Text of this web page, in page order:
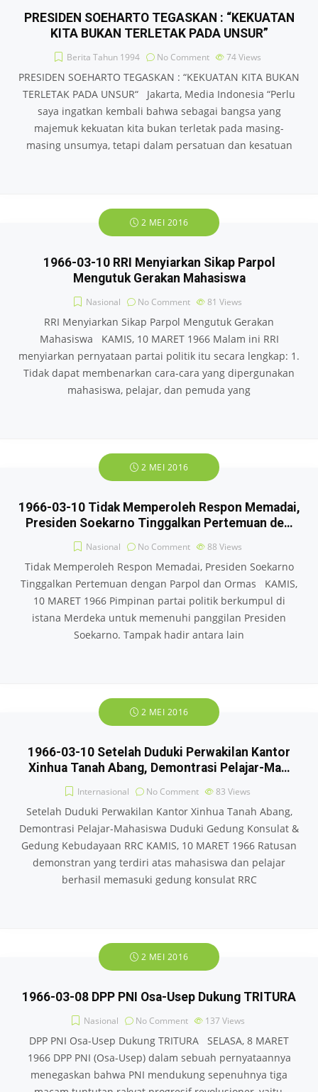
PRESIDEN SOEHARTO TEGASKAN : “KEKUATAN
KITA BUKAN TERLETAK PADA UNSUR”
Berita Tahun 1994 No Comment 74Views
PRESIDEN SOEHARTO TEGASKAN : “KEKUATAN KITA BUKAN
TERLETAK PADA UNSUR“ Jakarta, Media Indonesia “Perlu
saya ingatkan kembali bahwa sebagai bangsa yang
majemuk kekuatan kita bukan terletak pada masing-
masing unsumya, tetapi dalam persatuan dan kesatuan
2 MEI 2016
1966-03-10 RRI Menyiarkan Sikap Parpol
Mengutuk Gerakan Mahasiswa
Nasional No Comment 81 Views
RRI Menyiarkan Sikap Parpol Mengutuk Gerakan
Mahasiswa KAMIS, 10 MARET 1966 Malam ini RRI
menyiarkan pernyataan partai politik itu secara lengkap: 1.
Tidak dapat membenarkan cara-cara yang dipergunakan
mahasiswa, pelajar, dan pemuda yang
2 MEI 2016
1966-03-10 Tidak Memperoleh Respon Memadai,
Presiden Soekarno Tinggalkan Pertemuan de…
Nasional No Comment 88 Views
Tidak Memperoleh Respon Memadai, Presiden Soekarno
Tinggalkan Pertemuan dengan Parpol dan Ormas KAMIS,
10 MARET 1966 Pimpinan partai politik berkumpul di
istana Merdeka untuk memenuhi panggilan Presiden
Soekarno. Tampak hadir antara lain
2 MEI 2016
1966-03-10 Setelah Duduki Perwakilan Kantor
Xinhua Tanah Abang, Demontrasi Pelajar-Ma…
Internasional No Comment 83 Views
Setelah Duduki Perwakilan Kantor Xinhua Tanah Abang,
Demontrasi Pelajar-Mahasiswa Duduki Gedung Konsulat &
Gedung Kebudayaan RRC KAMIS, 10 MARET 1966 Ratusan
demonstran yang terdiri atas mahasiswa dan pelajar
berhasil memasuki gedung konsulat RRC
2 MEI 2016
1966-03-08 DPP PNI Osa-Usep Dukung TRITURA
Nasional No Comment 137 Views
DPP PNI Osa-Usep Dukung TRITURA SELASA, 8 MARET
1966 DPP PNI (Osa-Usep) dalam sebuah pernyataan­nya
menegaskan bahwa PNI mendukung sepenuhnya tiga